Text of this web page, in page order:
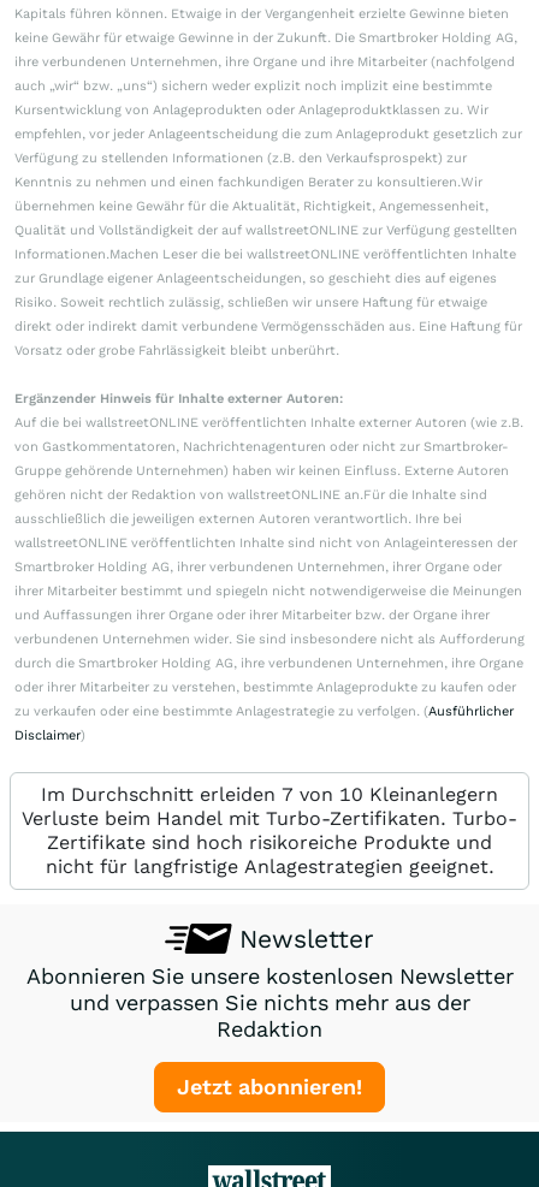
Kapitals führen können. Etwaige in der Vergangenheit erzielte Gewinne bieten
keine Gewähr für etwaige Gewinne in der Zukunft. Die Smartbroker Holding AG,
ihre verbundenen Unternehmen, ihre Organe und ihre Mitarbeiter (nachfolgend
auch „wir“ bzw. „uns“) sichern weder explizit noch implizit eine bestimmte
Kursentwicklung von Anlageprodukten oder Anlageproduktklassen zu. Wir
empfehlen, vor jeder Anlageentscheidung die zum Anlageprodukt gesetzlich zur
Verfügung zu stellenden Informationen (z.B. den Verkaufsprospekt) zur
Kenntnis zu nehmen und einen fachkundigen Berater zu konsultieren.Wir
übernehmen keine Gewähr für die Aktualität, Richtigkeit, Angemessenheit,
Qualität und Vollständigkeit der auf wallstreetONLINE zur Verfügung gestellten
Informationen.Machen Leser die bei wallstreetONLINE veröffentlichten Inhalte
zur Grundlage eigener Anlageentscheidungen, so geschieht dies auf eigenes
Risiko. Soweit rechtlich zulässig, schließen wir unsere Haftung für etwaige
direkt oder indirekt damit verbundene Vermögensschäden aus. Eine Haftung für
Vorsatz oder grobe Fahrlässigkeit bleibt unberührt.
Ergänzender Hinweis für Inhalte externer Autoren:
Auf die bei wallstreetONLINE veröffentlichten Inhalte externer Autoren (wie z.B.
von Gastkommentatoren, Nachrichtenagenturen oder nicht zur Smartbroker-
Gruppe gehörende Unternehmen) haben wir keinen Einfluss. Externe Autoren
gehören nicht der Redaktion von wallstreetONLINE an.Für die Inhalte sind
ausschließlich die jeweiligen externen Autoren verantwortlich. Ihre bei
wallstreetONLINE veröffentlichten Inhalte sind nicht von Anlageinteressen der
Smartbroker Holding AG, ihrer verbundenen Unternehmen, ihrer Organe oder
ihrer Mitarbeiter bestimmt und spiegeln nicht notwendigerweise die Meinungen
und Auffassungen ihrer Organe oder ihrer Mitarbeiter bzw. der Organe ihrer
verbundenen Unternehmen wider. Sie sind insbesondere nicht als Aufforderung
durch die Smartbroker Holding AG, ihre verbundenen Unternehmen, ihre Organe
oder ihrer Mitarbeiter zu verstehen, bestimmte Anlageprodukte zu kaufen oder
zu verkaufen oder eine bestimmte Anlagestrategie zu verfolgen. (Ausführlicher
Disclaimer)
Im Durchschnitt erleiden 7 von 10 Kleinanlegern
Verluste beim Handel mit Turbo-Zertifikaten. Turbo-
Zertifikate sind hoch risikoreiche Produkte und
nicht für langfristige Anlagestrategien geeignet.
Newsletter
Abonnieren Sie unsere kostenlosen Newsletter
und verpassen Sie nichts mehr aus der
Redaktion
Jetzt abonnieren!